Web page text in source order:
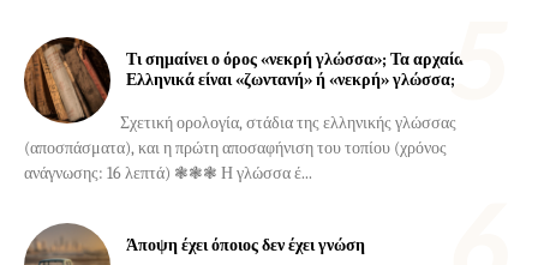
Τι σημαίνει ο όρος «νεκρή γλώσσα»; Τα αρχαία
Ελληνικά είναι «ζωντανή» ή «νεκρή» γλώσσα;
Σχετική ορολογία, στάδια της ελληνικής γλώσσας
(αποσπάσματα), και η πρώτη αποσαφήνιση του τοπίου (χρόνος
ανάγνωσης: 16 λεπτά) ❃❃❃ Η γλώσσα έ...
Άποψη έχει όποιος δεν έχει γνώση